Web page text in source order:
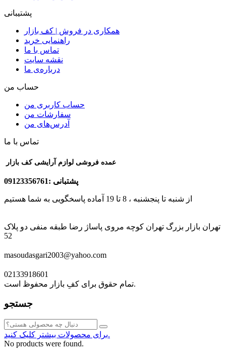
پشتیبانی
همکاری در فروش | کف بازار
راهنمایی خرید
تماس با ما
نقشه سایت
درباره‌ی ما
حساب من
حساب کاربری من
سفارشات من
آدرس‌های من
تماس با ما
پشتبانی :09123356761
از شنبه تا پنجشنبه ، 8 تا 19 آماده پاسخگویی به شما هستیم
تهران بازار بزرگ تهران کوچه مروی پاساژ رضا طبقه منفی دو پلاک
52
masoudasgari2003@yahoo.com
02133918601
تمام حقوق برای کفِ بازار محفوظ است.
جستجو
برای محصولات بیشتر کلیک کنید.
No products were found.